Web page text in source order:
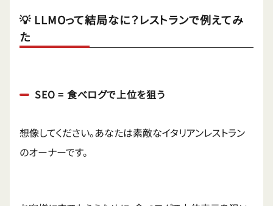
💡 LLMOって結局なに？レストランで例えてみ
た
SEO = 食べログで上位を狙う
想像してください。あなたは素敵なイタリアンレストラン
のオーナーです。